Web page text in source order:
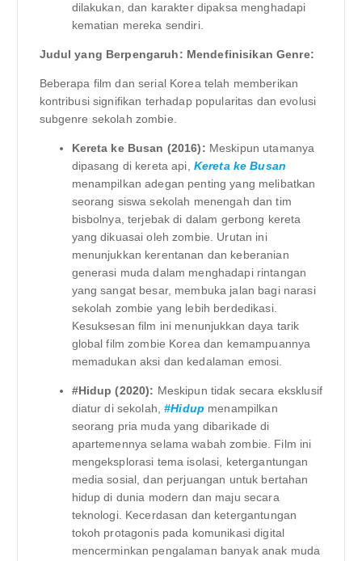
dilakukan, dan karakter dipaksa menghadapi
kematian mereka sendiri.
Judul yang Berpengaruh: Mendefinisikan Genre:
Beberapa film dan serial Korea telah memberikan
kontribusi signifikan terhadap popularitas dan evolusi
subgenre sekolah zombie.
Kereta ke Busan (2016): Meskipun utamanya
dipasang di kereta api, Kereta ke Busan
menampilkan adegan penting yang melibatkan
seorang siswa sekolah menengah dan tim
bisbolnya, terjebak di dalam gerbong kereta
yang dikuasai oleh zombie. Urutan ini
menunjukkan kerentanan dan keberanian
generasi muda dalam menghadapi rintangan
yang sangat besar, membuka jalan bagi narasi
sekolah zombie yang lebih berdedikasi.
Kesuksesan film ini menunjukkan daya tarik
global film zombie Korea dan kemampuannya
memadukan aksi dan kedalaman emosi.
#Hidup (2020): Meskipun tidak secara eksklusif
diatur di sekolah,#Hidup menampilkan
seorang pria muda yang dibarikade di
apartemennya selama wabah zombie. Film ini
mengeksplorasi tema isolasi, ketergantungan
media sosial, dan perjuangan untuk bertahan
hidup di dunia modern dan maju secara
teknologi. Kecerdasan dan ketergantungan
tokoh protagonis pada komunikasi digital
mencerminkan pengalaman banyak anak muda